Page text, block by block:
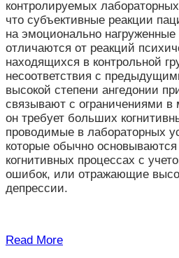
контролируемых
что субъективные реакции
на эмоционально
отличаются от реакций
находящихся в контрольной
несоответствия с
высокой степени ангедонии
связывают с ограничениями в
он требует больших
проводимые в лабораторных
которые обычно
когнитивных процессах с
ошибок, или отражающие
депрессии.
Read More